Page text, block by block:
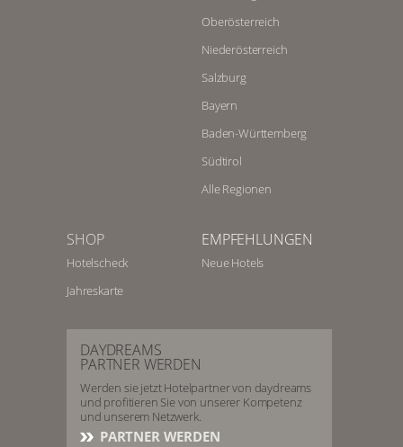
Oberösterreich
Niederösterreich
Salzburg
Bayern
Baden-Württemberg
Südtirol
Alle Regionen
SHOP
Hotelscheck
Jahreskarte
EMPFEHLUNGEN
Neue Hotels
DAYDREAMS
PARTNER WERDEN
Werden sie jetzt Hotelpartner von daydreams
und profitieren Sie von unserer Kompetenz
und unserem Netzwerk.
PARTNER WERDEN